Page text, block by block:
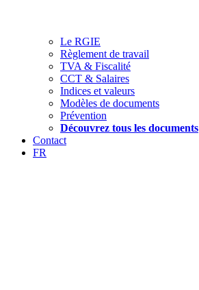
Le RGIE
Règlement de travail
TVA & Fiscalité
CCT & Salaires
Indices et valeurs
Modèles de documents
Prévention
Découvrez tous les documents
Contact
FR